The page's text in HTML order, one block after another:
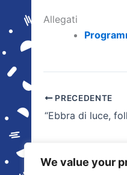
We value your
Allegati
PRECEDENTE
“Ebbra di luce,